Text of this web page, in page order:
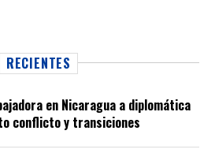
RECIENTES
en Nicaragua a diplomática
conflicto y transiciones